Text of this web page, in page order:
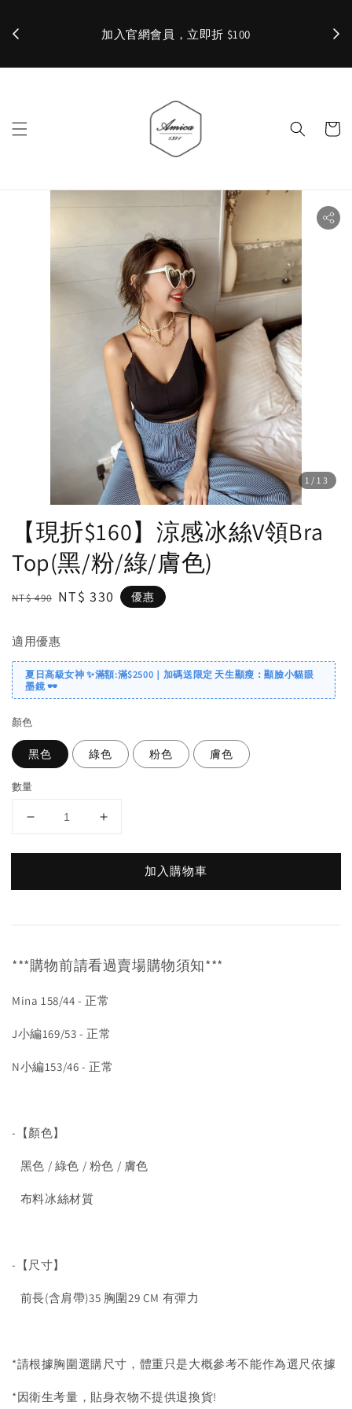
加入官網會員，立即折 $100 ✨
1 /13
【現折$160】涼感冰絲V領Bra
Top(黑/粉/綠/膚色)
Regular
NT$ 490 Sale
NT$ 330 優惠
適用優惠
夏日高級女神 ✨滿額:滿$2500｜加碼送限定 天生顯瘦：顯臉小貓眼
墨鏡 🕶️
顏色
黑色 綠色 粉色 膚色
數量
加入購物車
***購物前請看過賣場購物須知***
Mina 158/44 - 正常
J小編169/53 - 正常
N小編153/46 - 正常
-【顏色】
黑色 / 綠色 / 粉色 / 膚色
布料冰絲材質
-【尺寸】
前長(含肩帶)35 胸圍29 CM 有彈力
*請根據胸圍選購尺寸，體重只是大概參考不能作為選尺依據
*因衛生考量，貼身衣物不提供退換貨!